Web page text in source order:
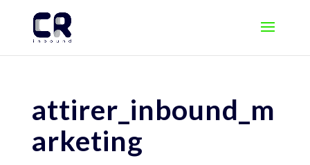
attirer_inbound_m
arketing